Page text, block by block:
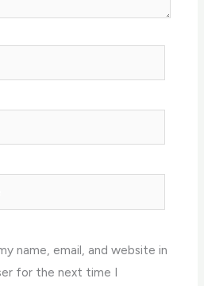
name, email, and website in
for the next time I